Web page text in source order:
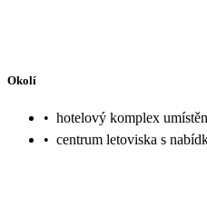
Okolí
• hotelový komplex
• centrum letoviska s